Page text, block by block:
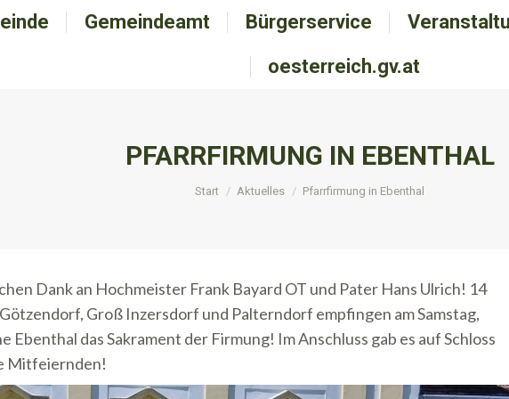
Gemeindeamt Bürgerservice
oesterreich.gv.at
PFARRFIRMUNG IN EBENTHAL
Sie befinden sich hier:
Start Aktuelles Pfarrfirmung in Ebenthal
Dank an Hochmeister Frank Bayard OT und Pater Hans Ulrich! 14
Groß Inzersdorf und Palterndorf empfingen am Samstag,
Ebenthal das Sakrament der Firmung! Im Anschluss gab es auf Schloss
Mitfeiernden!
Gemeindeamt Bürgerservice
oesterreich.gv.at